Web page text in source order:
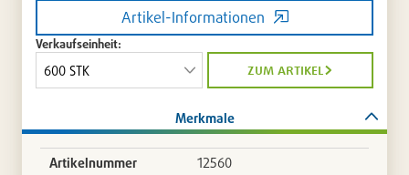
Artikel-Informationen
Verkaufseinheit:
zum artikel
Merkmale
Artikelnummer
12560